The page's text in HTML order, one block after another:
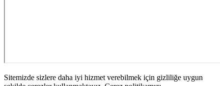
Sitemizde sizlere daha iyi hizmet verebilmek için gizliliğe uygun